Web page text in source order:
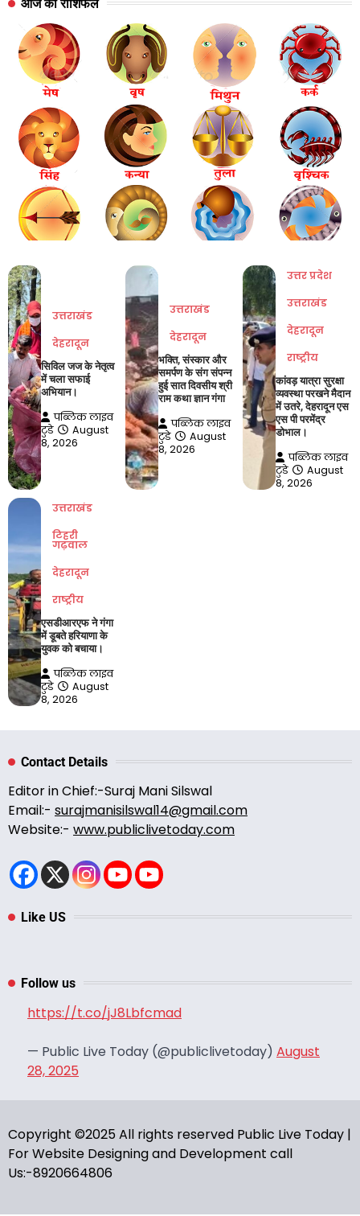
आज का राशिफल
उत्तराखंड
देहरादून
सिविल जज के नेतृत्व
में चला सफाई
अभियान।
पब्लिक लाइव
टुडे
August
8, 2026
उत्तराखंड
देहरादून
भक्ति, संस्कार और
समर्पण के संग संपन्न
हुई सात दिवसीय श्री
राम कथा ज्ञान गंगा
पब्लिक लाइव
टुडे
August
8, 2026
उत्तर प्रदेश
उत्तराखंड
देहरादून
राष्ट्रीय
कांवड़ यात्रा सुरक्षा
व्यवस्था परखने मैदान
में उतरे, देहरादून एस
एस पी परमेंद्र
डोभाल।
पब्लिक लाइव
टुडे
August
8, 2026
उत्तराखंड
टिहरी
गढ़वाल
देहरादून
राष्ट्रीय
एसडीआरएफ ने गंगा
में डूबते हरियाणा के
युवक को बचाया।
पब्लिक लाइव
टुडे
August
8, 2026
Contact Details
Editor in Chief:-Suraj Mani Silswal
Email:- surajmanisilswal14@gmail.com
Website:- www.publiclivetoday.com
Like US
Follow us
https://t.co/jJ8Lbfcmad
— Public Live Today (@publiclivetoday) August
28, 2025
Copyright ©2025 All rights reserved Public Live Today |
For Website Designing and Development call
Us:-8920664806